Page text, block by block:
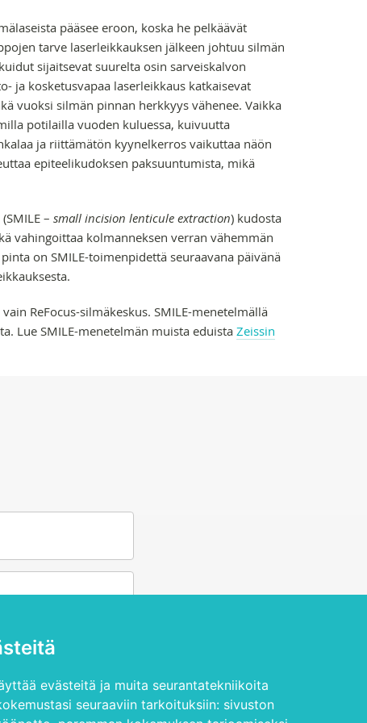
evästeitä ja muita seurantatekniikoita
seuraaviin tarkoituksiin: sivuston
pääsee eroon, koska he pelkäävät
tarve laserleikkauksen jälkeen johtuu silmän
sijaitsevat suurelta osin sarveiskalvon
ja kosketusvapaa laserleikkaus katkaisevat
vuoksi silmän pinnan herkkyys vähenee. Vaikka
potilailla vuoden kuluessa, kuivuutta
ja riittämätön kyynelkerros vaikuttaa näön
epiteelikudoksen paksuuntumista, mikä
– small incision lenticule extraction) kudosta
vahingoittaa kolmanneksen verran vähemmän
on SMILE-toimenpidettä seuraavana päivänä
ReFocus-silmäkeskus. SMILE-menetelmällä
Lue SMILE-menetelmän muista eduista Zeissin